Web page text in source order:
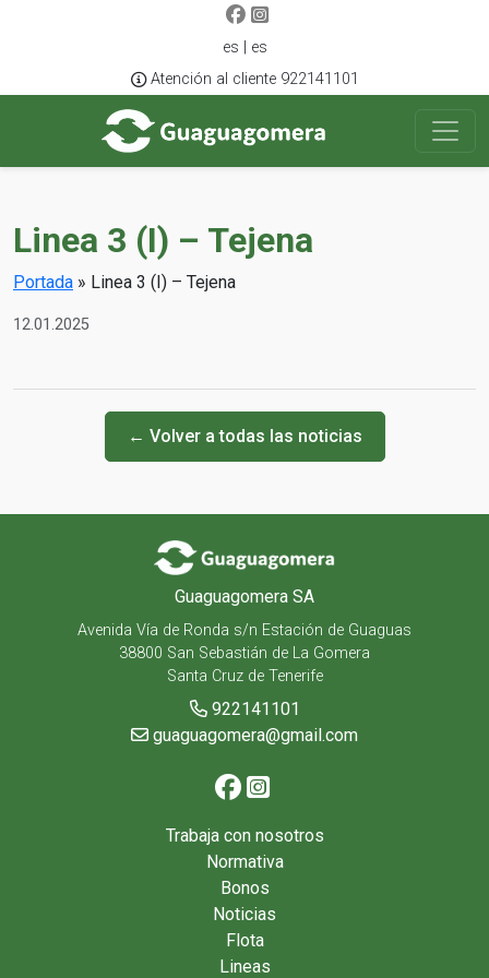
es | es
Atención al cliente 922141101
Linea 3 (I) – Tejena
Portada » Linea 3 (I) – Tejena
12.01.2025
← Volver a todas las noticias
Guaguagomera SA
Avenida Vía de Ronda s/n Estación de Guaguas
38800 San Sebastián de La Gomera
Santa Cruz de Tenerife
922141101
guaguagomera@gmail.com
Trabaja con nosotros
Normativa
Bonos
Noticias
Flota
Lineas